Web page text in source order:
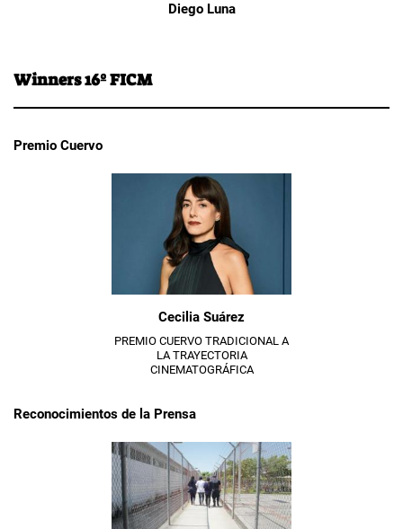
Diego Luna
Winners 16º FICM
Premio Cuervo
Cecilia Suárez
​PREMIO CUERVO TRADICIONAL A
LA TRAYECTORIA
CINEMATOGRÁFICA​
Reconocimientos de la Prensa